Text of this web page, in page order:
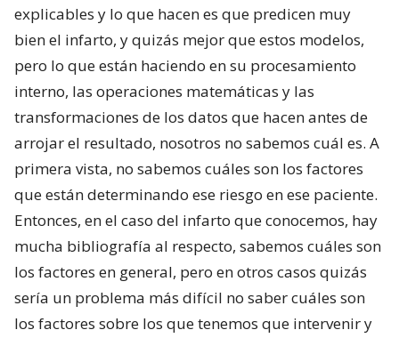
explicables y lo que hacen es que predicen muy
bien el infarto, y quizás mejor que estos modelos,
pero lo que están haciendo en su procesamiento
interno, las operaciones matemáticas y las
transformaciones de los datos que hacen antes de
arrojar el resultado, nosotros no sabemos cuál es. A
primera vista, no sabemos cuáles son los factores
que están determinando ese riesgo en ese paciente.
Entonces, en el caso del infarto que conocemos, hay
mucha bibliografía al respecto, sabemos cuáles son
los factores en general, pero en otros casos quizás
sería un problema más difícil no saber cuáles son
los factores sobre los que tenemos que intervenir y